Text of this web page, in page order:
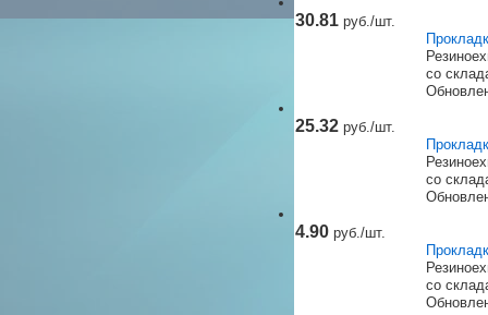
30.81 руб./шт.
со
25.32 руб./шт.
со
4.90 руб./шт.
со